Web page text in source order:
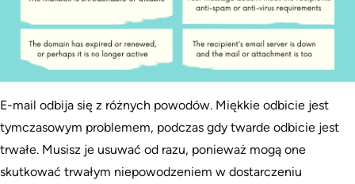
E-mail odbija się z różnych powodów. Miękkie odbicie jest
tymczasowym problemem, podczas gdy twarde odbicie jest
trwałe. Musisz je usuwać od razu, ponieważ mogą one
skutkować trwałym niepowodzeniem w dostarczeniu